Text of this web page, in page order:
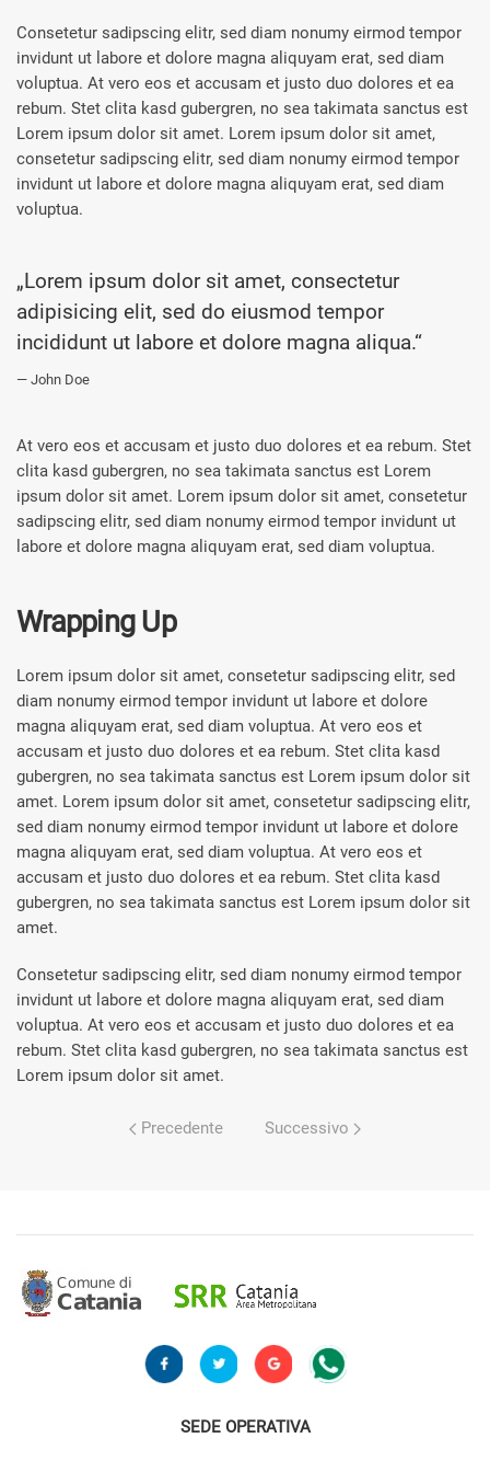
Consetetur sadipscing elitr, sed diam nonumy eirmod tempor
invidunt ut labore et dolore magna aliquyam erat, sed diam
voluptua. At vero eos et accusam et justo duo dolores et ea
rebum. Stet clita kasd gubergren, no sea takimata sanctus est
Lorem ipsum dolor sit amet. Lorem ipsum dolor sit amet,
consetetur sadipscing elitr, sed diam nonumy eirmod tempor
invidunt ut labore et dolore magna aliquyam erat, sed diam
voluptua.
„Lorem ipsum dolor sit amet, consectetur
adipisicing elit, sed do eiusmod tempor
incididunt ut labore et dolore magna aliqua.“
John Doe
At vero eos et accusam et justo duo dolores et ea rebum. Stet
clita kasd gubergren, no sea takimata sanctus est Lorem
ipsum dolor sit amet. Lorem ipsum dolor sit amet, consetetur
sadipscing elitr, sed diam nonumy eirmod tempor invidunt ut
labore et dolore magna aliquyam erat, sed diam voluptua.
Wrapping Up
Lorem ipsum dolor sit amet, consetetur sadipscing elitr, sed
diam nonumy eirmod tempor invidunt ut labore et dolore
magna aliquyam erat, sed diam voluptua. At vero eos et
accusam et justo duo dolores et ea rebum. Stet clita kasd
gubergren, no sea takimata sanctus est Lorem ipsum dolor sit
amet. Lorem ipsum dolor sit amet, consetetur sadipscing elitr,
sed diam nonumy eirmod tempor invidunt ut labore et dolore
magna aliquyam erat, sed diam voluptua. At vero eos et
accusam et justo duo dolores et ea rebum. Stet clita kasd
gubergren, no sea takimata sanctus est Lorem ipsum dolor sit
amet.
Consetetur sadipscing elitr, sed diam nonumy eirmod tempor
invidunt ut labore et dolore magna aliquyam erat, sed diam
voluptua. At vero eos et accusam et justo duo dolores et ea
rebum. Stet clita kasd gubergren, no sea takimata sanctus est
Lorem ipsum dolor sit amet.
Precedente Successivo
SEDE OPERATIVA